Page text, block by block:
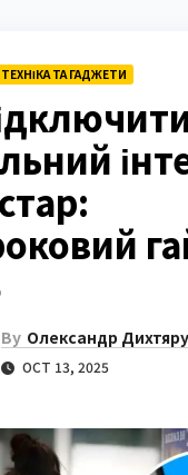
ТА ГАДЖЕТИ
By Олександр
OCT 13, 2025